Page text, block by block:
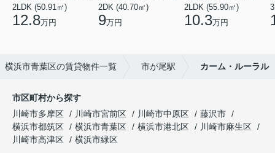
2LDK (50.91㎡)
12.8万円
2DK (40.70㎡)
9万円
2LDK (55.90㎡)
10.3万円
横浜市青葉区の賃貸物件一覧 市が尾駅 カーム・ルーラル
市区町村から探す
川崎市多摩区
川崎市宮前区 川崎市中原区
藤沢市
横浜市都筑区
横浜市青葉区 横浜市港北区
川崎市麻生区
川崎市高津区
横浜市緑区